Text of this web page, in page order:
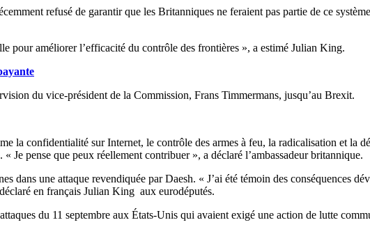
refusé de garantir que les Britanniques ne feraient pas partie de ce
pour améliorer l’efficacité du contrôle des frontières », a estimé Julian King.
du vice-président de la Commission, Frans Timmermans, jusqu’au Brexit.
la confidentialité sur Internet, le contrôle des armes à feu, la radicalisation et la
Je pense que peux réellement contribuer », a déclaré l’ambassadeur britannique.
dans une attaque revendiquée par Daesh. « J’ai été témoin des conséquences
en français Julian King aux eurodéputés.
du 11 septembre aux États-Unis qui avaient exigé une action de lutte